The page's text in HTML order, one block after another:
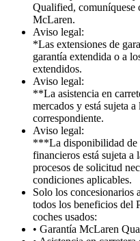
Qualified, comuníquese
McLaren.
Aviso legal:
*Las extensiones de
garantía extendida o a
extendidos.
Aviso legal:
**La asistencia en
mercados y está sujeta
correspondiente.
Aviso legal:
***La disponibilidad de
financieros está sujeta
procesos de solicitud
condiciones aplicables.
Solo los concesionarios
todos los beneficios del
coches usados:
• Garantía McLaren